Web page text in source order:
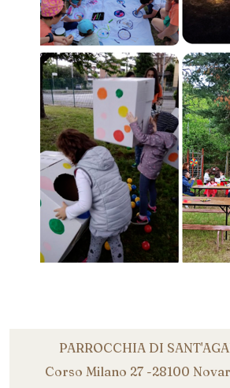
PARROCCHIA DI
Corso Milano 27 -28100